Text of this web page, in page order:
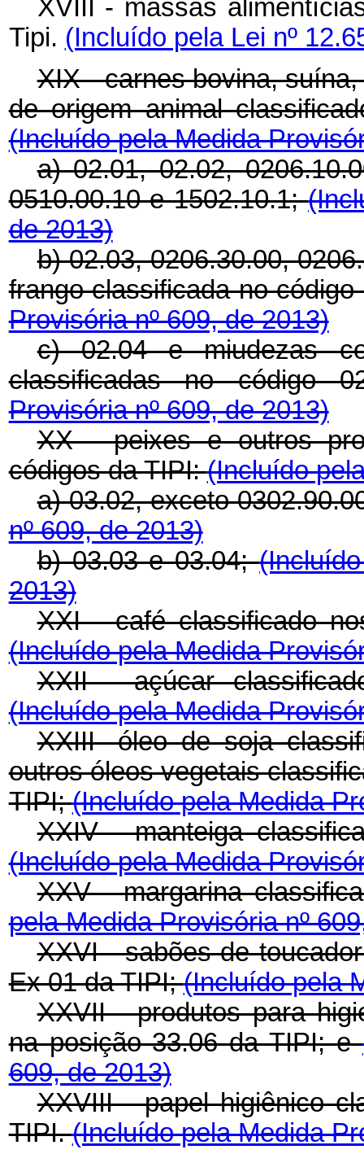
XVIII - massas
Tipi. (Incluído pela Lei nº
XIX - carnes bovina,
de origem animal
(Incluído pela Medida
a) 02.01, 02.02,
0510.00.10 e 1502.10.1;
de 2013)
b) 02.03, 0206.30.00,
frango classificada no
Provisória nº 609, de 2013)
c) 02.04 e miudezas
classificadas no código
Provisória nº 609, de 2013)
XX - peixes e outros
códigos da TIPI:(Incluído
a) 03.02, exceto
nº 609, de 2013)
b) 03.03 e 03.04;
2013)
XXI - café classificado
(Incluído pela Medida
XXII - açúcar
(Incluído pela Medida
XXIII- óleo de soja
outros óleos vegetais
TIPI;(Incluído pela Medida
XXIV - manteiga
(Incluído pela Medida
XXV - margarina
pela Medida Provisória nº
XXVI - sabões de
Ex 01 da TIPI;(Incluído pela
XXVII - produtos para
na posição 33.06 da TIPI; e
609, de 2013)
XXVIII - papel higiênico
TIPI.(Incluído pela Medida